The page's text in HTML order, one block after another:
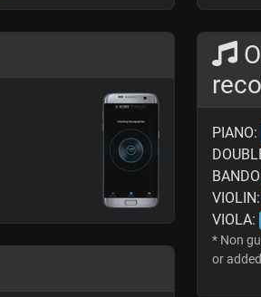
PIANO:
VIOLIN:
VIOLA:
* Non
or